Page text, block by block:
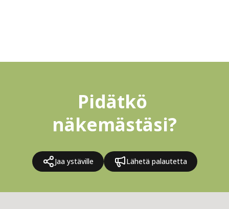
Pidätkö
näkemästäsi?
Jaa ystäville Lähetä palautetta